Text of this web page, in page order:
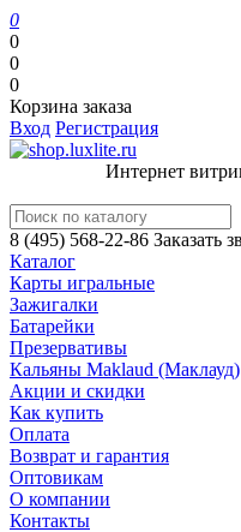
0
0
0
0
Корзина заказа
Вход Регистрация
Интернет
8 (495) 568-22-86 Заказать
Каталог
Карты игральные
Зажигалки
Батарейки
Презервативы
Кальяны Maklaud (Маклауд)
Акции и скидки
Как купить
Оплата
Возврат и гарантия
Оптовикам
О компании
Контакты